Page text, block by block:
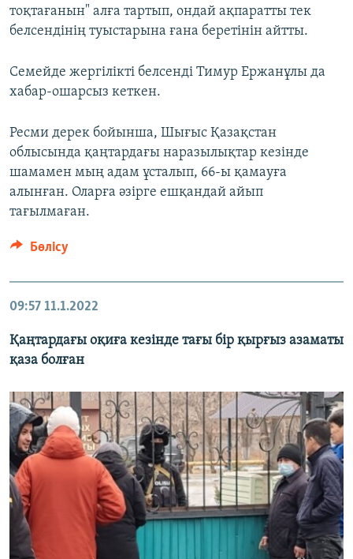
тоқтағанын" алға тартып, ондай ақпаратты тек
белсендінің туыстарына ғана беретінін айтты.
Семейде жергілікті белсенді Тимур Ержанұлы да
хабар-ошарсыз кеткен.
Ресми дерек бойынша, Шығыс Қазақстан
облысында қаңтардағы наразылықтар кезінде
шамамен мың адам ұсталып, 66-ы қамауға
алынған. Оларға әзірге ешқандай айып
тағылмаған.
Бөлісу
09:57 11.1.2022
Қаңтардағы оқиға кезінде тағы бір қырғыз азаматы
қаза болған